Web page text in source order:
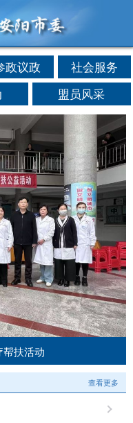
政议政
社会服务
盟员风采
扶活动
查看更多